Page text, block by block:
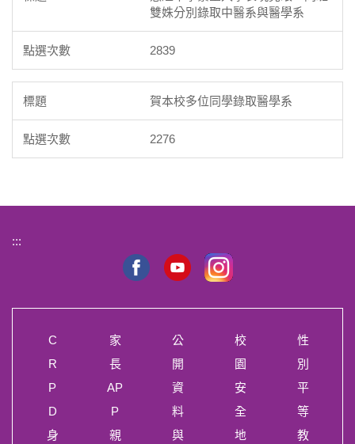
雙姝分別錄取中醫系與醫學系
2839
賀本校多位同學錄取醫學系
2276
:::
C
R
P
D
身
家
長
AP
P
親
公
開
資
料
與
校
園
安
全
地
性
別
平
等
教